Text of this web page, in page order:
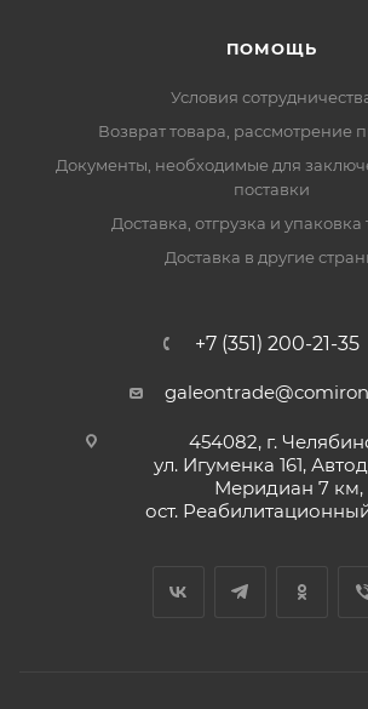
ПОМОЩЬ
Условия
Возврат товара, рассмотрение
Документы, необходимые для
поставки
Доставка, отгрузка и упаковка
Доставка в другие
+7 (351) 200-21-35
454082, г.
ул. Игуменка 161,
Меридиан 7 км,
ост.